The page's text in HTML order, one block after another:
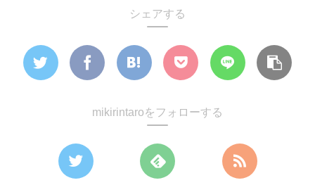
シェアする
mikirintaroをフォローする